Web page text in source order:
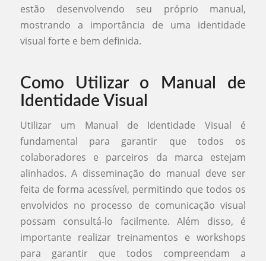
estão desenvolvendo seu próprio manual,
mostrando a importância de uma identidade
visual forte e bem definida.
Como Utilizar o Manual de
Identidade Visual
Utilizar um Manual de Identidade Visual é
fundamental para garantir que todos os
colaboradores e parceiros da marca estejam
alinhados. A disseminação do manual deve ser
feita de forma acessível, permitindo que todos os
envolvidos no processo de comunicação visual
possam consultá-lo facilmente. Além disso, é
importante realizar treinamentos e workshops
para garantir que todos compreendam a